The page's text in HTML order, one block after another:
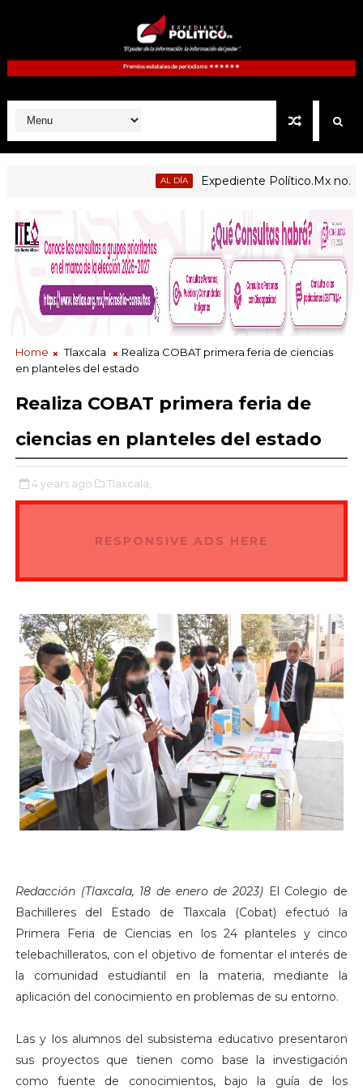
AL DÍA Expediente Político.Mx no. 1125
Home Tlaxcala
Realiza COBAT primera feria de ciencias
en planteles del estado
Realiza COBAT primera feria de
ciencias en planteles del estado
4 years ago Tlaxcala,
RESPONSIVE ADS HERE
Redacción (Tlaxcala, 18 de enero de 2023) El Colegio de
Bachilleres del Estado de Tlaxcala (Cobat) efectuó la
Primera Feria de Ciencias en los 24 planteles y cinco
telebachilleratos, con el objetivo de fomentar el interés de
la comunidad estudiantil en la materia, mediante la
aplicación del conocimiento en problemas de su entorno.
Las y los alumnos del subsistema educativo presentaron
sus proyectos que tienen como base la investigación
como fuente de conocimientos, bajo la guía de los